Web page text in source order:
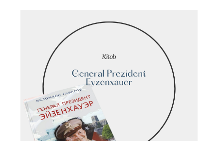
Mazkur kitobda Amerika Qo‘shma Shtatlarining 35-
Prezidenti Jo